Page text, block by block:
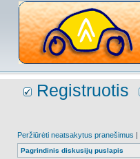
Registruotis
Peržiūrėti neatsakytus pranešimus |
Pagrindinis diskusijų puslapis